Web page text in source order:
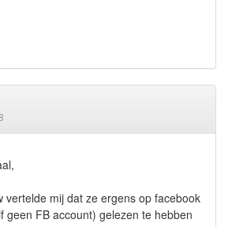
vertelde mij dat ze ergens op facebook
geen FB account) gelezen te hebben